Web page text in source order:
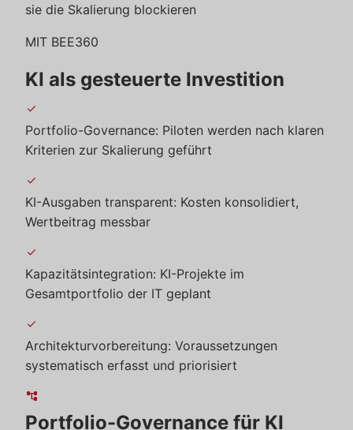
sie die Skalierung blockieren
MIT BEE360
KI als gesteuerte Investition
check
Portfolio-Governance: Piloten werden nach klaren
Kriterien zur Skalierung geführt
check
KI-Ausgaben transparent: Kosten konsolidiert,
Wertbeitrag messbar
check
Kapazitätsintegration: KI-Projekte im
Gesamtportfolio der IT geplant
check
Architekturvorbereitung: Voraussetzungen
systematisch erfasst und priorisiert
account_tree
Portfolio-Governance für KI